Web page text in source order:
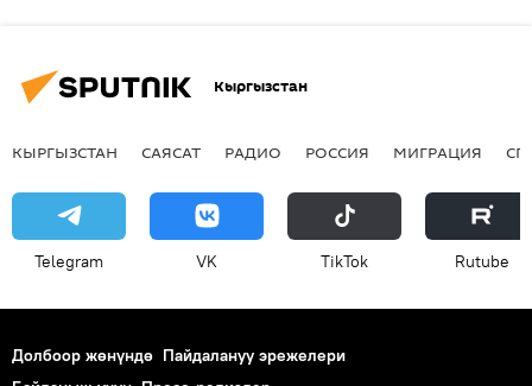
Кыргызстан
КЫРГЫЗСТАН САЯСАТ РАДИО РОССИЯ МИГРАЦИЯ
Telegram VK ТikТоk Rutube
Долбоор жөнүндө Пайдалануу эрежелери